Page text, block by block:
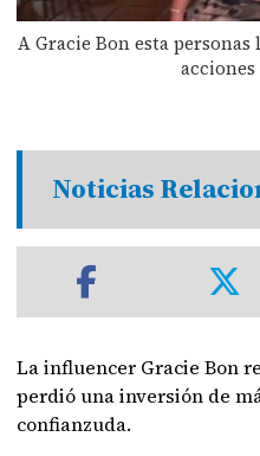
A Gracie Bon esta
Noticias
La influencer Gracie Bon
perdió una inversión de
confianzuda.